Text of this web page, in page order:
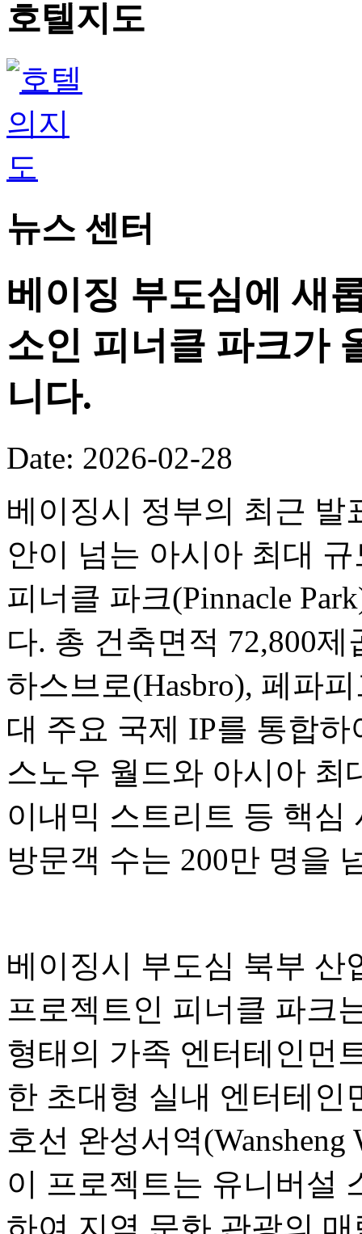
호텔지도
뉴스 센터
베이징 부도심에 새
소인 피너클 파크가
니다.
Date: 2026-02-28
베이징시 정부의 최근 발
안이 넘는 아시아 최대
피너클 파크(Pinnacle
다. 총 건축면적 72,800
하스브로(Hasbro), 페파
대 주요 국제 IP를 통합
스노우 월드와 아시아 최
이내믹 스트리트 등 핵심
방문객 수는 200만 명을
베이징시 부도심 북부 산
프로젝트인 피너클 파크
형태의 가족 엔터테인먼
한 초대형 실내 엔터테인
호선 완성서역
이 프로젝트는 유니버설
하여 지역 문화 관광의